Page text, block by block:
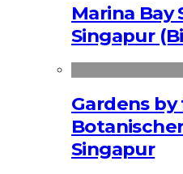
Marina Bay
Singapur
Gardens by
Singapur